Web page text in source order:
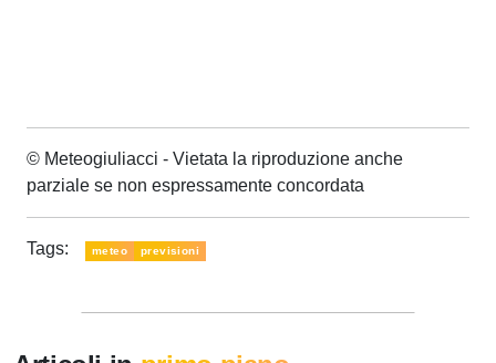
© Meteogiuliacci - Vietata la riproduzione anche
parziale se non espressamente concordata
Tags: meteo previsioni